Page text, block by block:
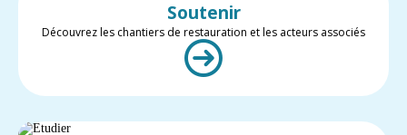
Soutenir
Découvrez les chantiers de restauration et les acteurs associés